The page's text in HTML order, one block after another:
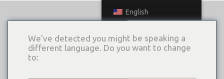
English
We've detected you might be speaking a
different language. Do you want to change
to: